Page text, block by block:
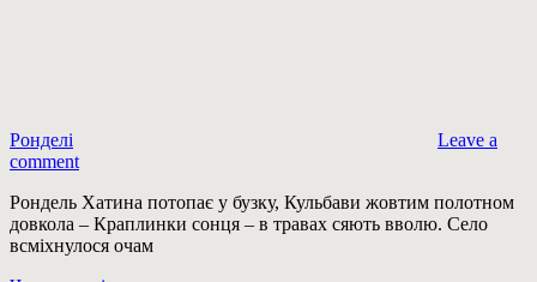
Ронделі
Leave a
comment
Рондель Хатина потопає у бузку, Кульбави жовтим полотном
довкола – Краплинки сонця – в травах сяють вволю. Село
всміхнулося очам